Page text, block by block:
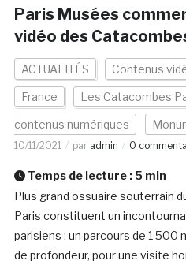
Paris Musées
vidéo des
ACTUALITÉS Contenus
France Les Catacombes
contenus numériques
10/11/2021 par admin 0
Temps de lecture : 5 min
Plus grand ossuaire souterrain
Paris constituent un
parisiens : un parcours de 1
de profondeur, pour une visite